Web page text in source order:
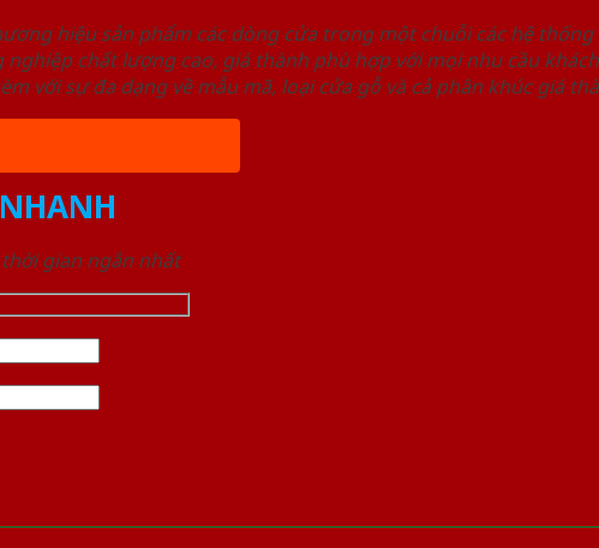
hiệu sản phẩm các dòng cửa trong một chuỗi các hệ thống
chất lượng cao, giá thành phù hợp với mọi nhu cầu khách
với sự đa dạng về mẫu mã, loại cửa gỗ và cả phân khúc giá
gian ngắn nhất